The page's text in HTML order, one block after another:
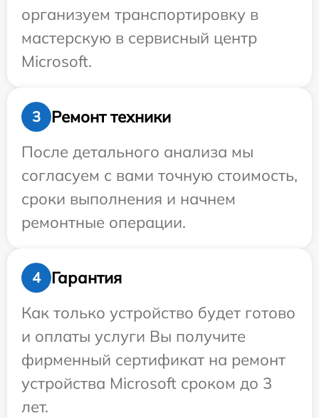
организуем транспортировку в
мастерскую в сервисный центр
Microsoft.
3
Ремонт техники
После детального анализа мы
согласуем с вами точную стоимость,
сроки выполнения и начнем
ремонтные операции.
4
Гарантия
Как только устройство будет готово
и оплаты услуги Вы получите
фирменный сертификат на ремонт
устройства Microsoft сроком до 3
лет.